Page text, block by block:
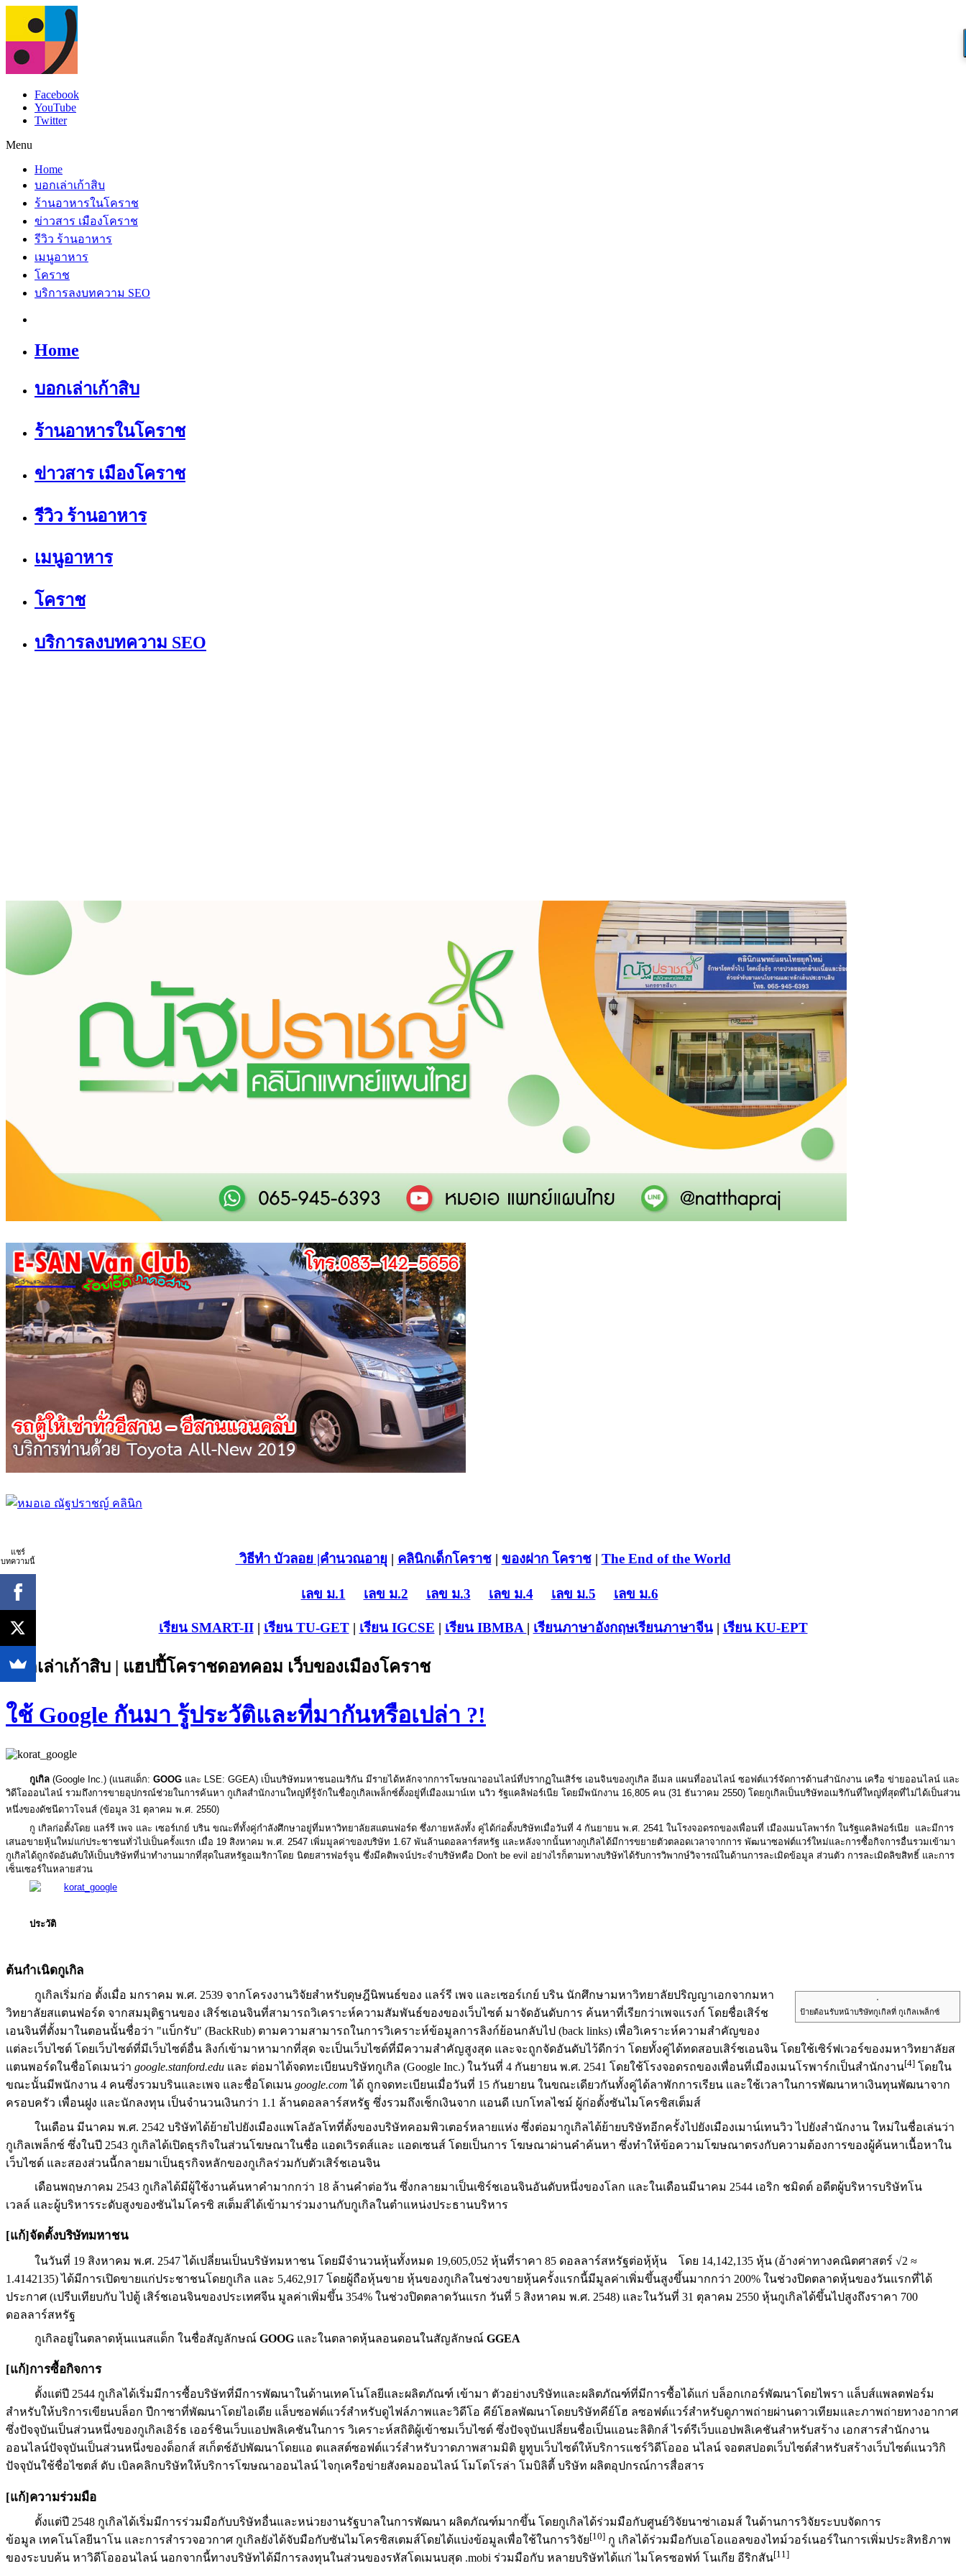
Facebook
YouTube
Twitter
Menu
Home
บอกเล่าเก้าสิบ
ร้านอาหารในโคราช
ข่าวสาร เมืองโคราช
รีวิว ร้านอาหาร
เมนูอาหาร
โคราช
บริการลงบทความ SEO
Home
บอกเล่าเก้าสิบ
ร้านอาหารในโคราช
ข่าวสาร เมืองโคราช
รีวิว ร้านอาหาร
เมนูอาหาร
โคราช
บริการลงบทความ SEO
วิธีทำ บัวลอย |คำนวณอายุ | คลินิกเด็กโคราช| ของฝาก โคราช| The End of the World
เลข ม.1 เลข ม.2 เลข ม.3 เลข ม.4 เลข ม.5 เลข ม.6
เรียน SMART-II| เรียน TU-GET| เรียน IGCSE | เรียน IBMBA | เรียนภาษาอังกฤษเรียนภาษาจีน| เรียน KU-EPT
บอกเล่าเก้าสิบ | แฮปปี้โคราชดอทคอม เว็บของเมืองโคราช
ใช้ Google กันมา รู้ประวัติและที่มากันหรือเปล่า ?!
กูเกิล(Google Inc.) (แนสแด็ก: GOOGและ LSE: GGEA) เป็นบริษัทมหาชนอเมริกัน มีรายได้หลักจากการโฆษณาออนไลน์ที่ปรากฏในเสิร์ช เอนจินของกูเกิล อีเมล แผนที่ออนไลน์ ซอฟต์แวร์จัดการด้านสำนักงาน เครือ ข่ายออนไลน์ และ
วิดีโอออนไลน์ รวมถึงการขายอุปกรณ์ช่วยในการค้นหา กูเกิลสำนักงานใหญ่ที่รู้จักในชื่อกูเกิลเพล็กซ์ตั้งอยู่ที่เมืองเมาน์เท นวิว รัฐแคลิฟอร์เนีย โดยมีพนักงาน 16,805 คน (31 ธันวาคม 2550) โดยกูเกิลเป็นบริษัทอเมริกันที่ใหญ่ที่สุดที่ไม่ได้เป็นส่วน
หนึ่งของดัชนีดาวโจนส์ (ข้อมูล 31 ตุลาคม พ.ศ. 2550)
กู เกิลก่อตั้งโดย แลร์รี เพจ และ เซอร์เกย์ บริน ขณะที่ทั้งคู่กำลังศึกษาอยู่ที่มหาวิทยาลัยสแตนฟอร์ด ซึ่งภายหลังทั้ง คู่ได้ก่อตั้งบริษัทเมื่อวันที่ 4 กันยายน พ.ศ. 2541 ในโรงจอดรถของเพื่อนที่ เมืองเมนโลพาร์ก ในรัฐแคลิฟอร์เนีย และมีการ
เสนอขายหุ้นใหม่แก่ประชาชนทั่วไปเป็นครั้งแรก เมื่อ 19 สิงหาคม พ.ศ. 2547 เพิ่มมูลค่าของบริษัท 1.67 พันล้านดอลลาร์สหรัฐ และหลังจากนั้นทางกูเกิลได้มีการขยายตัวตลอดเวลาจากการ พัฒนาซอฟต์แวร์ใหม่และการซื้อกิจการอื่นรวมเข้ามา
กูเกิลได้ถูกจัดอันดับให้เป็นบริษัทที่น่าทำงานมากที่สุดในสหรัฐอเมริกาโดย นิตยสารฟอร์จูน ซึ่งมีคติพจน์ประจำบริษัทคือ Don't be evil อย่างไรก็ตามทางบริษัทได้รับการวิพากษ์วิจารณ์ในด้านการละเมิดข้อมูล ส่วนตัว การละเมิดลิขสิทธิ์ และการ
เซ็นเซอร์ในหลายส่วน
ประวัติ
ต้นกำเนิดกูเกิล
ป้ายต้อนรับหน้าบริษัทกูเกิลที่ กูเกิลเพล็กซ์
กูเกิลเริ่มก่อ ตั้งเมื่อ มกราคม พ.ศ. 2539 จากโครงงานวิจัยสำหรับดุษฎีนิพนธ์ของ แลร์รี เพจ และเซอร์เกย์ บริน นักศึกษามหาวิทยาลัยปริญญาเอกจากมหา
วิทยาลัยสแตนฟอร์ด จากสมมุติฐานของ เสิร์ชเอนจินที่สามารถวิเคราะห์ความสัมพันธ์ของของเว็บไซต์ มาจัดอันดับการ ค้นหาที่เรียกว่าเพจแรงก์ โดยชื่อเสิร์ช
เอนจินที่ตั้งมาในตอนนั้นชื่อว่า "แบ็กรับ" (BackRub) ตามความสามารถในการวิเคราะห์ข้อมูลการลิงก์ย้อนกลับไป (back links) เพื่อวิเคราะห์ความสำคัญของ
แต่ละเว็บไซต์ โดยเว็บไซต์ที่มีเว็บไซต์อื่น ลิงก์เข้ามาหามากที่สุด จะเป็นเว็บไซต์ที่มีความสำคัญสูงสุด และจะถูกจัดอันดับไว้ดีกว่า โดยทั้งคู่ได้ทดสอบเสิร์ชเอนจิน โดยใช้เซิร์ฟเวอร์ของมหาวิทยาลัยส
แตนพอร์ดในชื่อโดเมนว่า google.stanford.edu และ ต่อมาได้จดทะเบียนบริษัทกูเกิล (Google Inc.) ในวันที่ 4 กันยายน พ.ศ. 2541 โดยใช้โรงจอดรถของเพื่อนที่เมืองเมนโรพาร์กเป็นสำนักงาน[4] โดยใน
ขณะนั้นมีพนักงาน 4 คนซึ่งรวมบรินและเพจ และชื่อโดเมน google.com ได้ ถูกจดทะเบียนเมื่อวันที่ 15 กันยายน ในขณะเดียวกันทั้งคู่ได้ลาพักการเรียน และใช้เวลาในการพัฒนาหาเงินทุนพัฒนาจาก
ครอบครัว เพื่อนฝูง และนักลงทุน เป็นจำนวนเงินกว่า 1.1 ล้านดอลลาร์สหรัฐ ซึ่งรวมถึงเช็กเงินจาก แอนดี เบกโทลไชม์ ผู้ก่อตั้งซันไมโครซิสเต็มส์
ในเดือน มีนาคม พ.ศ. 2542 บริษัทได้ย้ายไปยังเมืองแพโลอัลโทที่ตั้งของบริษัทคอมพิวเตอร์หลายแห่ง ซึ่งต่อมากูเกิลได้ย้ายบริษัทอีกครั้งไปยังเมืองเมาน์เทนวิว ไปยังสำนักงาน ใหม่ในชื่อเล่นว่า
กูเกิลเพล็กซ์ ซึ่งในปี 2543 กูเกิลได้เปิดธุรกิจในส่วนโฆษณาในชื่อ แอดเวิรดส์และ แอดเซนส์ โดยเป็นการ โฆษณาผ่านคำค้นหา ซึ่งทำให้ข้อความโฆษณาตรงกับความต้องการของผู้ค้นหาเนื้อหาใน
เว็บไซต์ และสองส่วนนี้กลายมาเป็นธุรกิจหลักของกูเกิลร่วมกับตัวเสิร์ชเอนจิน
เดือนพฤษภาคม 2543 กูเกิลได้มีผู้ใช้งานค้นหาคำมากกว่า 18 ล้านคำต่อวัน ซึ่งกลายมาเป็นเซิร์ชเอนจินอันดับหนึ่งของโลก และในเดือนมีนาคม 2544 เอริก ชมิดต์ อดีตผู้บริหารบริษัทโน
เวลล์ และผู้บริหารระดับสูงของซันไมโครซิ สเต็มส์ได้เข้ามาร่วมงานกับกูเกิลในตำแหน่งประธานบริหาร
[แก้]จัดตั้งบริษัทมหาชน
ในวันที่ 19 สิงหาคม พ.ศ. 2547 ได้เปลี่ยนเป็นบริษัทมหาชน โดยมีจำนวนหุ้นทั้งหมด 19,605,052 หุ้นที่ราคา 85 ดอลลาร์สหรัฐต่อหุ้หุ้น โดย 14,142,135 หุ้น (อ้างค่าทางคณิตศาสตร์ √2 ≈
1.4142135) ได้มีการเปิดขายแก่ประชาชนโดยกูเกิล และ 5,462,917 โดยผู้ถือหุ้นขาย หุ้นของกูเกิลในช่วงขายหุ้นครั้งแรกนี้มีมูลค่าเพิ่มขึ้นสูงขึ้นมากกว่า 200% ในช่วงปิดตลาดหุ้นของวันแรกที่ได้
ประกาศ (เปรีบเทียบกับ ไป่ตู้ เสิร์ชเอนจินของประเทศจีน มูลค่าเพิ่มขึ้น 354% ในช่วงปิดตลาดวันแรก วันที่ 5 สิงหาคม พ.ศ. 2548) และในวันที่ 31 ตุลาคม 2550 หุ้นกูเกิลได้ขึ้นไปสูงถึงราคา 700
ดอลลาร์สหรัฐ
กูเกิลอยู่ในตลาดหุ้นแนสแด็ก ในชื่อสัญลักษณ์ GOOG และในตลาดหุ้นลอนดอนในสัญลักษณ์ GGEA
[แก้]การซื้อกิจการ
ตั้งแต่ปี 2544 กูเกิลได้เริ่มมีการซื้อบริษัทที่มีการพัฒนาในด้านเทคโนโลยีและผลิตภัณฑ์ เข้ามา ตัวอย่างบริษัทและผลิตภัณฑ์ที่มีการซื้อได้แก่ บล็อกเกอร์พัฒนาโดยไพรา แล็บส์แพลตฟอร์ม
สำหรับให้บริการเขียนบล็อก ปีกาซาที่พัฒนาโดยไอเดีย แล็บซอฟต์แวร์สำหรับดูไฟล์ภาพและวิดีโอ คีย์โฮลพัฒนาโดยบริษัทคีย์โฮ ลซอฟต์แวร์สำหรับดูภาพถ่ายผ่านดาวเทียมและภาพถ่ายทางอากาศ
ซึ่งปัจจุบันเป็นส่วนหนึ่งของกูเกิลเอิร์ธ เออร์ชินเว็บแอปพลิเคชันในการ วิเคราะห์สถิติผู้เข้าชมเว็บไซต์ ซึ่งปัจจุบันเปลี่ยนชื่อเป็นแอนะลิติกส์ ไรต์รีเว็บแอปพลิเคชันสำหรับสร้าง เอกสารสำนักงาน
ออนไลน์ปัจจุบันเป็นส่วนหนึ่งของด็อกส์ สเก็ตช์อัปพัฒนาโดยแอ ตแลสต์ซอฟต์แวร์สำหรับวาดภาพสามมิติ ยูทูบเว็บไซต์ให้บริการแชร์วิดีโอออ นไลน์ จอตสปอตเว็บไซต์สำหรับสร้างเว็บไซต์แนววิกิ
ปัจจุบันใช้ชื่อไซตส์ ดับ เบิลคลิกบริษัทให้บริการโฆษณาออนไลน์ ไจกุเครือข่ายสังคมออนไลน์ โมโตโรล่า โมบิลิตี้ บริษัท ผลิตอุปกรณ์การสื่อสาร
[แก้]ความร่วมมือ
ตั้งแต่ปี 2548 กูเกิลได้เริ่มมีการร่วมมือกับบริษัทอื่นและหน่วยงานรัฐบาลในการพัฒนา ผลิตภัณฑ์มากขึ้น โดยกูเกิลได้ร่วมมือกับศูนย์วิจัยนาซ่าเอมส์ ในด้านการวิจัยระบบจัดการ
ข้อมูล เทคโนโลยีนาโน และการสำรวจอวกาศ กูเกิลยังได้จับมือกับซันไมโครซิสเตมส์โดยได้แบ่งข้อมูลเพื่อใช้ในการวิจัย[10] กู เกิลได้ร่วมมือกับเอโอแอลของไทม์วอร์เนอร์ในการเพิ่มประสิทธิภาพ
ของระบบค้น หาวิดีโอออนไลน์ นอกจากนี้ทางบริษัทได้มีการลงทุนในส่วนของรหัสโดเมนบสุด .mobi ร่วมมือกับ หลายบริษัทได้แก่ ไมโครซอฟท์ โนเกีย อีริกสัน[11]
แชร์
บทความนี้